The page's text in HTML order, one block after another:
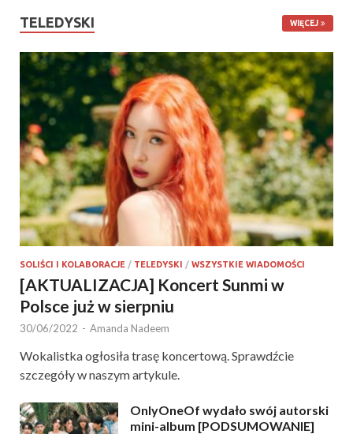
TELEDYSKI WIĘCEJ
SOLIŚCI I KOLABORACJE / TELEDYSKI / WSZYSTKIE WIADOMOŚCI
[AKTUALIZACJA] Koncert Sunmi w
Polsce już w sierpniu
30/06/2022 - Amanda Nadeem
Wokalistka ogłosiła trasę koncertową. Sprawdźcie
szczegóły w naszym artykule.
OnlyOneOf wydało swój autorski
mini-album [PODSUMOWANIE]